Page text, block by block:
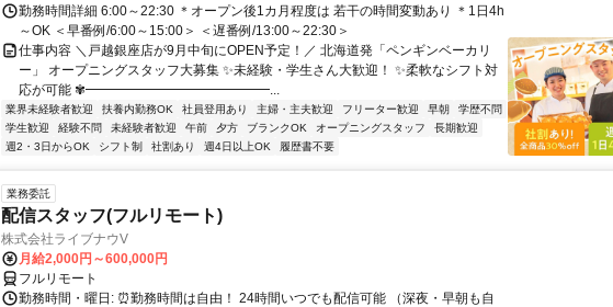
勤務時間詳細 6:00～22:30 ＊オープン後1カ月程度は 若干の時間変動あり ＊1日4h
～OK ＜早番例/6:00～15:00＞ ＜遅番例/13:00～22:30＞
仕事内容 ＼戸越銀座店が9月中旬にOPEN予定！／ 北海道発「ペンギンベーカリ
ー」 オープニングスタッフ大募集 ✨未経験・学生さん大歓迎！ ✨柔軟なシフト対
応が可能 ✾━━━━━━━━━━━━━━...
業界未経験者歓迎 扶養内勤務OK 社員登用あり 主婦・主夫歓迎 フリーター歓迎 早朝
学歴不問
学生歓迎
経験不問 未経験者歓迎 午前 夕方 ブランクOK オープニングスタッフ
長期歓迎
週2・3日からOK
シフト制 社割あり 週4日以上OK 履歴書不要
業務委託
配信スタッフ(フルリモート)
株式会社ライブナウV
月給2,000円～600,000円
フルリモート
勤務時間・曜日: ⏰勤務時間は自由！ 24時間いつでも配信可能 （深夜・早朝も自